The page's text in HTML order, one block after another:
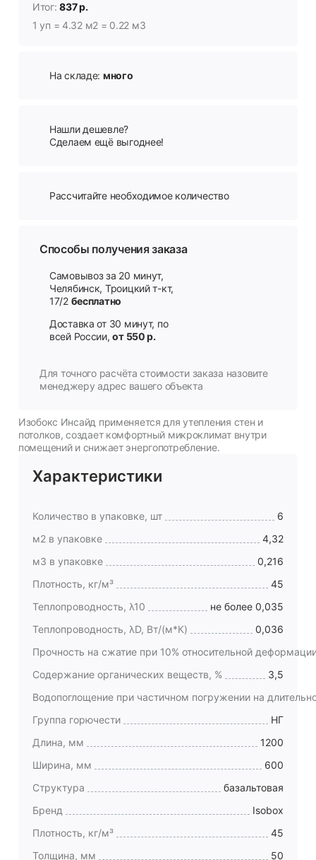
Итог:837 р.
1 уп = 4.32 м2 = 0.22 м3
На складе: много
Нашли дешевле?
Сделаем ещё выгоднее!
Рассчитайте необходимое количество
Способы получения заказа
Самовывоз за 20 минут,
Челябинск, Троицкий т-кт,
17/2 бесплатно
Доставка от 30 минут, по
всей России,от 550 р.
Для точного расчёта стоимости заказа назовите
менеджеру адрес вашего объекта
Изобокс Инсайд применяется для утепления стен и
потолков, создает комфортный микроклимат внутри
помещений и снижает энергопотребление.
Характеристики
Количество в упаковке, шт
6
м2 в упаковке
4,32
м3 в упаковке
0,216
Плотность, кг/м³
45
Теплопроводность, λ10
не более 0,035
Теплопроводность, λD, Вт/(м*К)
0,036
Прочность на сжатие при 10% относительной
Содержание органических веществ, %
3,5
Водопоглощение при частичном погружении на
Группа горючести
НГ
Длина, мм
1200
Ширина, мм
600
Структура
базальтовая
Бренд
Isobox
Плотность, кг/м³
45
Толщина, мм
50